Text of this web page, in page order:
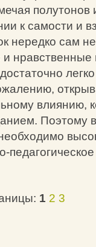
к самости и
нередко сам не
и
влиянию,
Поэтому
1 2 3